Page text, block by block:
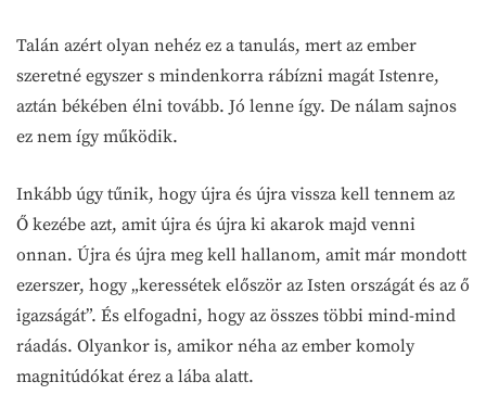
Talán azért olyan nehéz ez a tanulás, mert az ember
szeretné egyszer s mindenkorra rábízni magát Istenre,
aztán békében élni tovább. Jó lenne így. De nálam sajnos
ez nem így működik.
Inkább úgy tűnik, hogy újra és újra vissza kell tennem az
Ő kezébe azt, amit újra és újra ki akarok majd venni
onnan. Újra és újra meg kell hallanom, amit már mondott
ezerszer, hogy „keressétek először az Isten országát és az ő
igazságát”. És elfogadni, hogy az összes többi mind-mind
ráadás. Olyankor is, amikor néha az ember komoly
magnitúdókat érez a lába alatt.